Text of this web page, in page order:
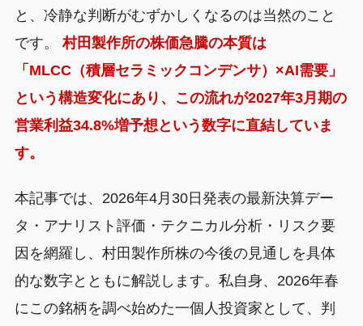
と、冷静な判断がむずかしくなるのは当然のこと
です。村田製作所の株価急騰の本質は
「MLCC（積層セラミックコンデンサ）×AI需要」
という構造変化にあり、この流れが2027年3月期の
営業利益34.8%増予想という数字に直結していま
す。
本記事では、2026年4月30日発表の最新決算デー
タ・アナリスト評価・テクニカル分析・リスク要
因を網羅し、村田製作所株の今後の見通しを具体
的な数字とともに解説します。私自身、2026年春
にこの銘柄を調べ始めた一個人投資家として、判